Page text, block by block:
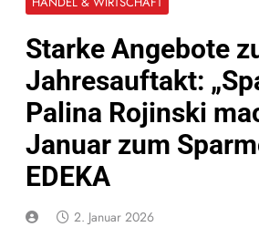
Starke Angebote
Jahresauftakt:
Palina Rojinski
Januar zum
EDEKA
2. Januar 2026